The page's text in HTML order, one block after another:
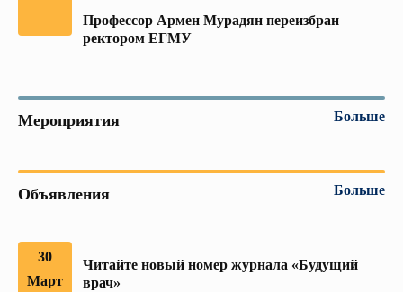
Профессор Армен Мурадян переизбран
ректором ЕГМУ
Мероприятия Больше
Объявления Больше
30
Март
Читайте новый номер журнала «Будущий
врач»